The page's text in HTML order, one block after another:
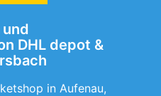
und
DHL depot &
in Aufenau,